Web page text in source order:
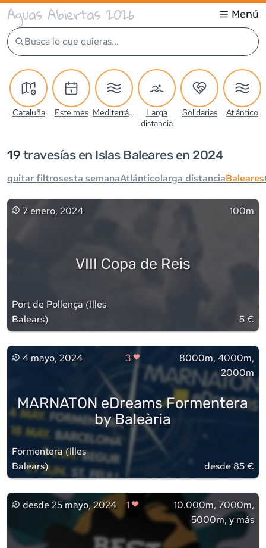
Aguas Abiertas 2026 Menú
Busca lo que quieras...
Cataluña Este mes Mediterráneo
Larga
distancia
Solidarias Atlántico
19 travesías en Islas Baleares en 2024
quitar filtrosesta semanaAtlánticolarga distanciaBaleares
7 enero, 2024 100m
VIII Copa de Reis
Port de Pollença (Illes
Balears) 5 €
4 mayo, 2024 3
8000m, 4000m,
2000m
MARNATON eDreams Formentera
by Baleària
Formentera(Illes
Balears) desde 85 €
desde25 mayo, 2024 1
10.000m, 7000m,
5000m, y más